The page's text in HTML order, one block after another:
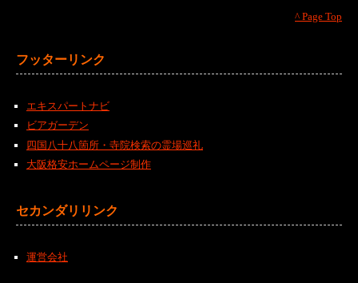
^ Page Top
フッターリンク
エキスパートナビ
ビアガーデン
四国八十八箇所・寺院検索の霊場巡礼
大阪格安ホームページ制作
セカンダリリンク
運営会社